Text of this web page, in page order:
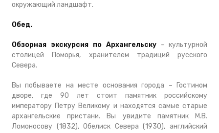
окружающий ландшафт.
Обед.
Обзорная экскурсия по Архангельску - культурной
столицей Поморья, хранителем традиций русского
Севера.
Вы побываете на месте основания города – Гостином
дворе, где 90 лет стоит памятник российскому
императору Петру Великому и находятся самые старые
архангельские пристани. Вы увидите памятник М.В.
Ломоносову (1832), Обелиск Севера (1930), английский